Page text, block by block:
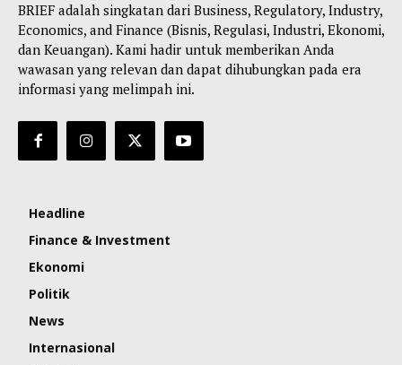
BRIEF adalah singkatan dari Business, Regulatory, Industry,
Economics, and Finance (Bisnis, Regulasi, Industri, Ekonomi,
dan Keuangan). Kami hadir untuk memberikan Anda
wawasan yang relevan dan dapat dihubungkan pada era
informasi yang melimpah ini.
Headline
Finance & Investment
Ekonomi
Politik
News
Internasional